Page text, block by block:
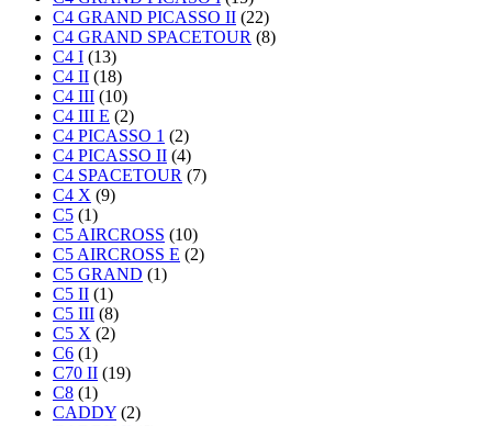
C4 GRAND PICASSO II (22)
C4 GRAND SPACETOUR (8)
C4 I (13)
C4 II (18)
C4 III (10)
C4 III E (2)
C4 PICASSO 1 (2)
C4 PICASSO II (4)
C4 SPACETOUR (7)
C4 X (9)
C5 (1)
C5 AIRCROSS (10)
C5 AIRCROSS E (2)
C5 GRAND (1)
C5 II (1)
C5 III (8)
C5 X (2)
C6 (1)
C70 II (19)
C8 (1)
CADDY (2)